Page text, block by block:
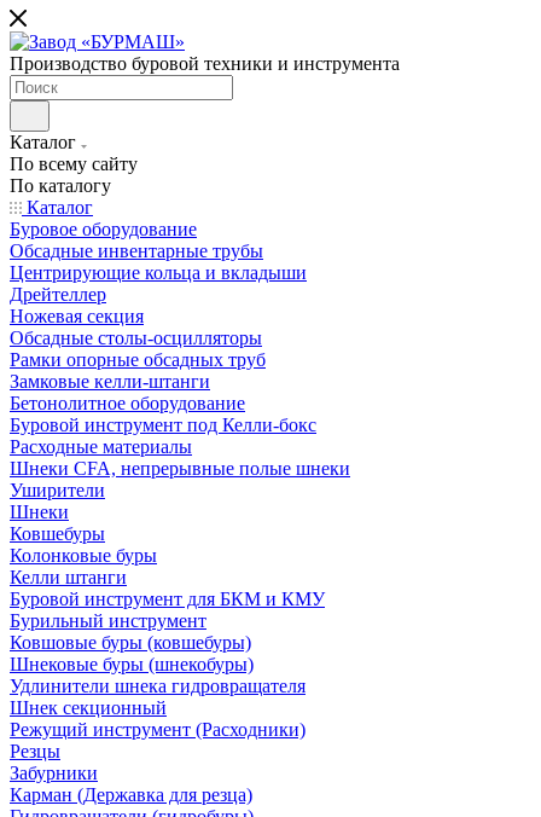
Производство буровой техники и инструмента
Каталог
По всему сайту
По каталогу
Каталог
Буровое оборудование
Обсадные инвентарные трубы
Центрирующие кольца и вкладыши
Дрейтеллер
Ножевая секция
Обсадные столы-осцилляторы
Рамки опорные обсадных труб
Замковые келли-штанги
Бетонолитное оборудование
Буровой инструмент под Келли-бокс
Расходные материалы
Шнеки CFA, непрерывные полые шнеки
Уширители
Шнеки
Ковшебуры
Колонковые буры
Келли штанги
Буровой инструмент для БКМ и КМУ
Бурильный инструмент
Ковшовые буры (ковшебуры)
Шнековые буры (шнекобуры)
Удлинители шнека гидровращателя
Шнек секционный
Режущий инструмент (Расходники)
Резцы
Забурники
Карман (Державка для резца)